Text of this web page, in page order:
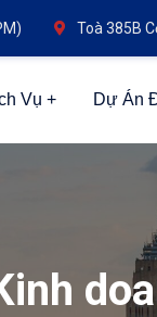
Toà 385B
Vụ Dự Án